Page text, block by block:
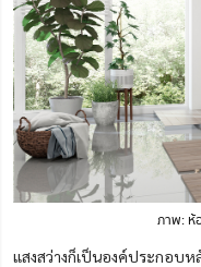
ภาพ: ห้
แสงสว่างก็เป็นองค์ประกอบห